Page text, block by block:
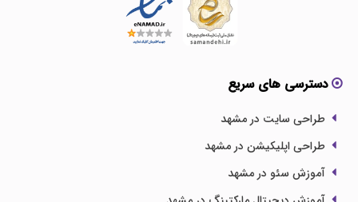
دسترسی های سریع
طراحی سایت در مشهد
طراحی اپلیکیشن در مشهد
آموزش سئو در مشهد